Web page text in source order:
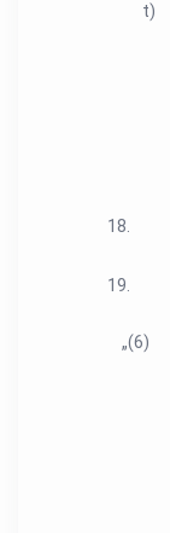
t)
18.
19.
„(6)